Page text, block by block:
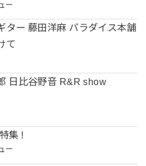
ー
ター 藤田洋麻 パラダイス本舗
て
日比谷野音 R&R show
集 !
ー